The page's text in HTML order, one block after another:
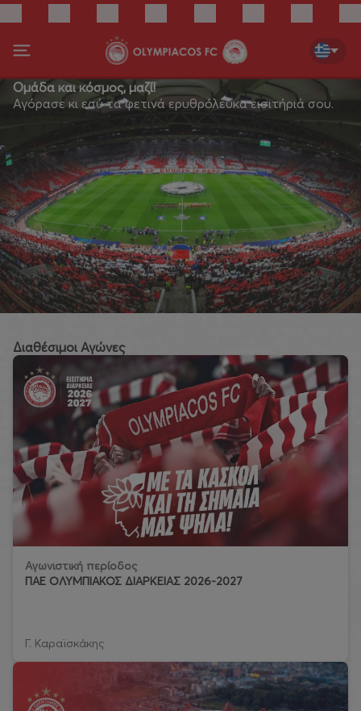
Ομάδα και κόσμος, μαζί!
Αγόρασε κι εσύ τα φετινά ερυθρόλευκα εισιτήριά σου.
Διαθέσιμοι Αγώνες
Αγωνιστική περίοδος
ΠΑΕ ΟΛΥΜΠΙΑΚΟΣ ΔΙΑΡΚΕΙΑΣ 2026-2027
Γ. Καραϊσκάκης